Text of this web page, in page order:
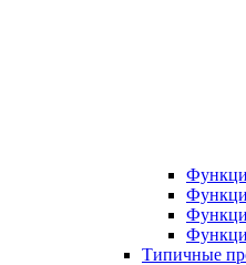
Типичные